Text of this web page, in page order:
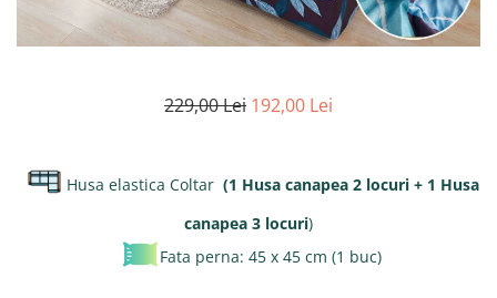
229,00 Lei 192,00 Lei
Husa elastica Coltar (1 Husa canapea 2 locuri + 1 Husa
canapea 3 locuri)
Fata perna: 45 x 45 cm (1 buc)